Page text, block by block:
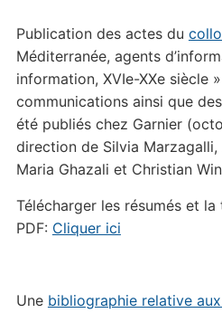
Publication des actes du
Méditerranée, agents
information, XVIe-XXe siècle
communications ainsi que
été publiés chez Garnier
direction de Silvia
Maria Ghazali et Christian
Télécharger les résumés et
PDF: Cliquer ici
Une bibliographie relative